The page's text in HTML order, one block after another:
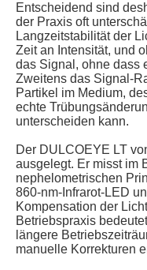
Entscheidend sind
der Praxis oft
Langzeitstabilität der
Zeit an Intensität, und
das Signal, ohne dass
Zweitens das Signal-
Partikel im Medium,
echte
unterscheiden kann.
Der DULCOEYE LT
ausgelegt. Er misst im
nephelometrischen
860-nm-Infrarot-LED
Kompensation der
Betriebspraxis
längere
manuelle Korrekturen